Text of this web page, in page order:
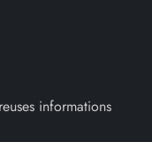
informations